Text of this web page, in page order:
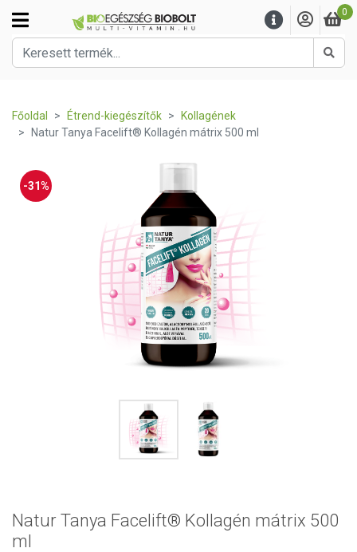
0
Főoldal Étrend-kiegészítők
Kollagének
Natur Tanya Facelift® Kollagén mátrix 500 ml
-31%
Natur Tanya Facelift® Kollagén mátrix 500
ml